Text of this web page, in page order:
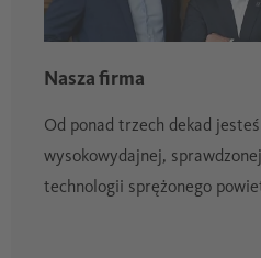
Nasza firma
Od ponad trzech dekad
wysokowydajnej,
technologii sprężonego